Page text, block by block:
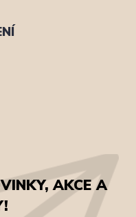
AKCE A